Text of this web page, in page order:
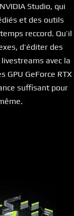
Studio, qui
et des outils
reccord. Qu’il
d’éditer des
avec la
GPU GeForce RTX
suffisant pour